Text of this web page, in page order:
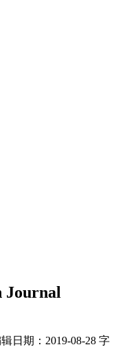
Journal
日期： 2019-08-28 字